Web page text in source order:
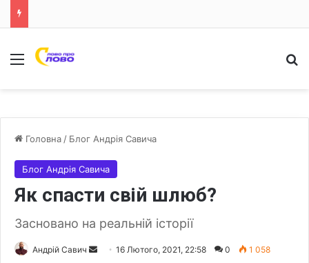
Меню
Головна / Блог Андрія Савича
Блог Андрія Савича
Як спасти свій шлюб?
Засновано на реальній історії
Андрій Савич 16 Лютого, 2021, 22:58 0 1 058